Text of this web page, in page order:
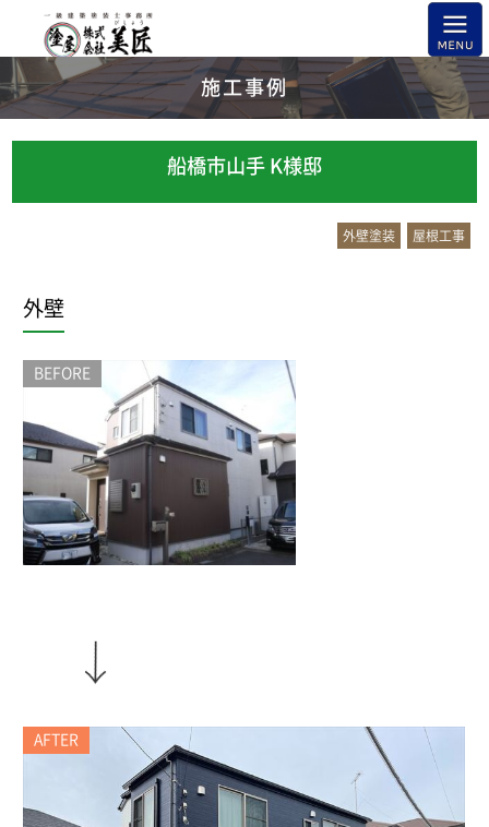
施工事例
船橋市山手 K様邸
外壁塗装 屋根工事
外壁
BEFORE
AFTER